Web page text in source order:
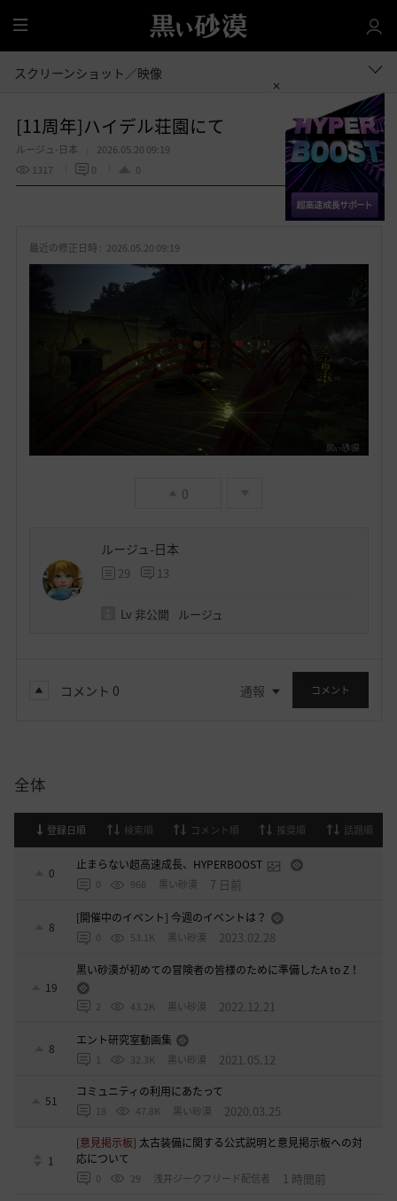
全
体
スクリーンショット／映像
[11周年]ハイデル荘園にて
ルージュ-日本
2026.05.20 09:19
1317
0 0
お
り
共有する
最近の修正日時 : 2026.05.20 09:19
0
ルージュ-日本
29 13
Lv 非公開 ルージュ
コメント 0 通報 コメント
全体
登録日順 検索順 コメント順 推奨順 話題順
0
止まらない超高速成長、HYPERBOOST
0 968 黒い砂漠 7 日前
8
[開催中のイベント] 今週のイベントは？
0 53.1K 黒い砂漠 2023.02.28
19
黒い砂漠が初めての冒険者の皆様のために準備したA to Z！
2 43.2K 黒い砂漠 2022.12.21
8
エント研究室動画集
1 32.3K 黒い砂漠 2021.05.12
51
コミュニティの利用にあたって
18 47.8K 黒い砂漠 2020.03.25
1
[意見掲示板] 太古装備に関する公式説明と意見掲示板への対
応について
0 29 浅井ジークフリード配信者 1 時間前